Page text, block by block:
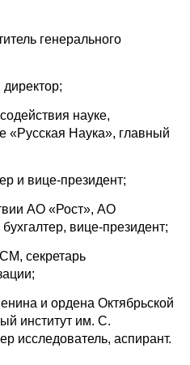
семинар
семинар
генерального
науке,
«Русская Наука», главный
и вице-президент;
АО «Рост», АО
вице-президент;
секретарь
и ордена Октябрьской
институт им. С.
исследователь, аспирант.